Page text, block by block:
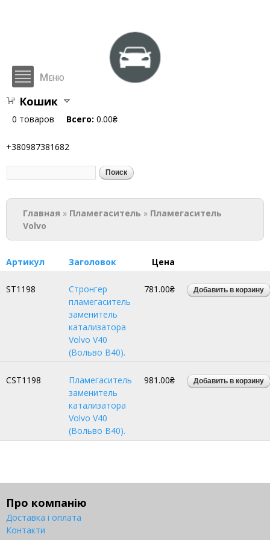
содержанию
hlop.com.ua
Меню
Кошик
0 товаров Всего: 0.00₴
+380987381682
Форма поиска
Вы здесь
Главная » Пламегаситель » Пламегаситель
Volvo
Артикул Заголовок Цена
ST1198
Стронгер
пламегаситель
заменитель
катализатора
Volvo V40
(Вольво В40).
781.00₴
CST1198
Пламегаситель
заменитель
катализатора
Volvo V40
(Вольво В40).
981.00₴
Про компанію
Доставка і оплата
Контакти